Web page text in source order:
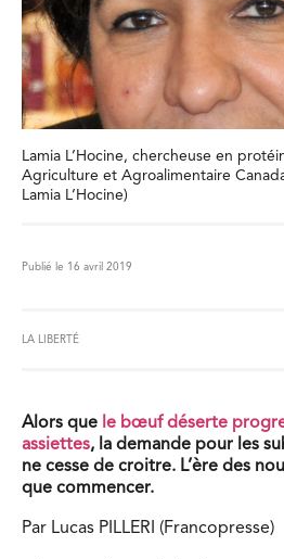
Lamia L’Hocine, chercheuse en
Agriculture et Agroalimentaire
Lamia L’Hocine)
Publié le 16 avril 2019
LA LIBERTÉ
Alors que le bœuf déserte
assiettes, la demande pour les
ne cesse de croitre. L’ère des
que commencer.
Par Lucas PILLERI (Francopresse)